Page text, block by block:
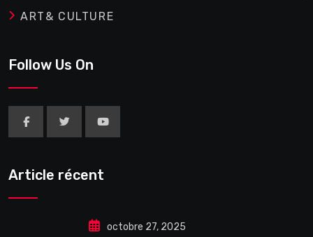
ART& CULTURE
Follow Us On
Article récent
octobre 27, 2025